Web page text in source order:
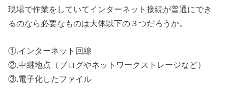
現場で作業をしていてインターネット接続が普通にでき
るのなら必要なものは大体以下の３つだろうか。
①.インターネット回線
②.中継地点（ブログやネットワークストレージなど）
③.電子化したファイル